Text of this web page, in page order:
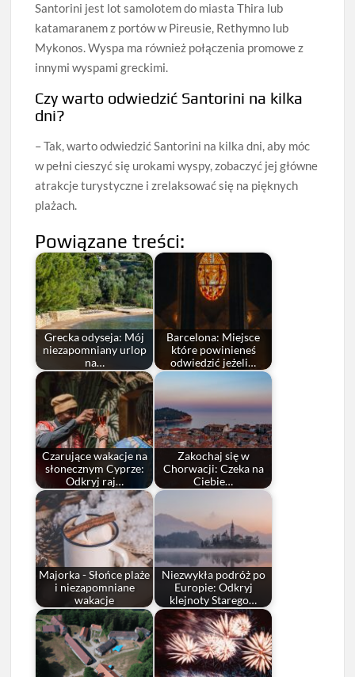
Santorini jest lot samolotem do miasta Thira lub
katamaranem z portów w Pireusie, Rethymno lub
Mykonos. Wyspa ma również połączenia promowe z
innymi wyspami greckimi.
Czy warto odwiedzić Santorini na kilka
dni?
– Tak, warto odwiedzić Santorini na kilka dni, aby móc
w pełni cieszyć się urokami wyspy, zobaczyć jej główne
atrakcje turystyczne i zrelaksować się na pięknych
plażach.
Powiązane treści:
Grecka odyseja: Mój
niezapomniany urlop
na…
Barcelona: Miejsce
które powinieneś
odwiedzić jeżeli…
Czarujące wakacje na
słonecznym Cyprze:
Odkryj raj…
Zakochaj się w
Chorwacji: Czeka na
Ciebie…
Majorka - Słońce plaże
i niezapomniane
wakacje
Niezwykła podróż po
Europie: Odkryj
klejnoty Starego…